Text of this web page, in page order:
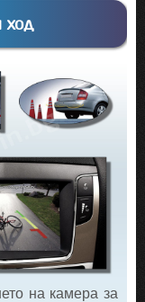
ход
на камера за